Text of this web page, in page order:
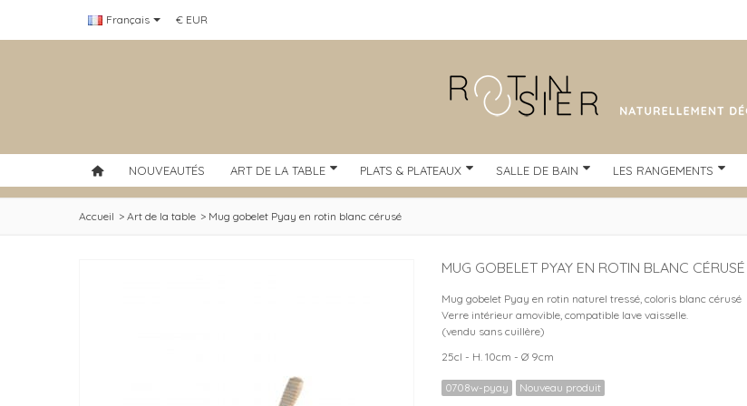
Français € EUR
NOUVEAUTÉS ART DE LA TABLE PLATS & PLATEAUX SALLE DE BAIN LES RANGEMENTS
Accueil > Art de la table > Mug gobelet Pyay en rotin blanc cérusé
MUG GOBELET PYAY EN ROTIN BLANC CÉRUSÉ
Mug gobelet Pyay en rotin naturel tressé, coloris blanc cérusé
Verre intérieur amovible, compatible lave vaisselle.
(vendu sans cuillère)
25cl - H. 10cm - Ø 9cm
0708w-pyay Nouveau produit